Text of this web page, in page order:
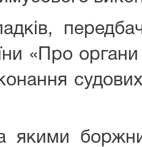
«Про органи
якими